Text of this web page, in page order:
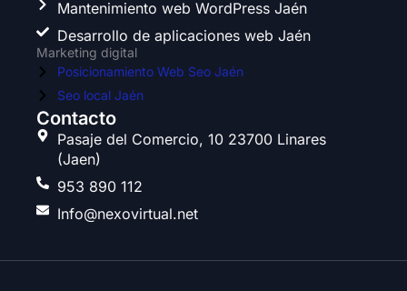
m
Mantenimiento web WordPress Jaén
Desarrollo de aplicaciones web Jaén
Marketing digital
Posicionamiento Web Seo Jaén
Seo local Jaén
Contacto
Pasaje del Comercio, 10 23700 Linares
(Jaen)
953 890 112
Info@nexovirtual.net